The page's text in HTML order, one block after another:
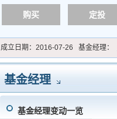
购买 定投
成立日期： 2016-07-26 基金经理：
基金经理
基金经理变动一览